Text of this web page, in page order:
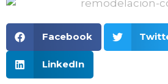
Facebook
LinkedIn